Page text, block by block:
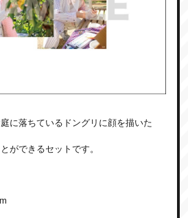
に落ちているドングリに顔を描いた
ができるセットです。